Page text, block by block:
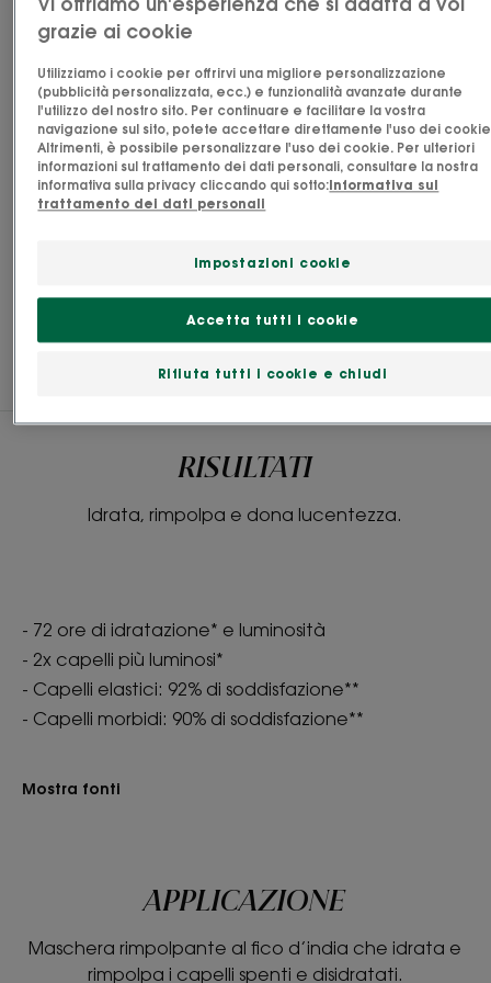
idratazione ai capelli per 72 ore* e restituisce
luminosità ai capelli disidratati e opachi. Realizzata
con il 96% di ingredienti di origine naturale, la sua
formula è arricchita con Fico d’India, noto per le
sue proprietà idratanti superiori a quelle della
glicerina** grazie alle sue molecole idro-fissanti.
Sensoriale e cremosa, idrata, rimpolpa e dona 2
volte più lucentezza* ai capelli. In meno di 5 minuti,
lucenti e morbidi ed elastici al tatto!
L’OPINIONE DEL NOSTRO ESPERTO
Una formula che non
ml
- Idrata: la formula della maschera arricchita con
- Rimpolpa: i capelli sono rimpolpati, più morbidi ed
RISULTATI
Idrata, rimpolpa e dona lucentezza.
- 72 ore di idratazione* e luminosità
- 2x capelli più luminosi*
- Capelli elastici: 92% di soddisfazione**
- Capelli morbidi: 90% di soddisfazione**
Mostra fonti
APPLICAZIONE
Maschera rimpolpante al fico d’india che idrata e
rimpolpa i capelli spenti e disidratati.
grazie ai cookie
Utilizziamo i cookie per offrirvi una migliore personalizzazione
(pubblicità personalizzata, ecc.) e funzionalità avanzate durante
l'utilizzo del nostro sito. Per continuare e facilitare la vostra
navigazione sul sito, potete accettare direttamente l'uso dei
Altrimenti, è possibile personalizzare l'uso dei cookie. Per ulteriori
informazioni sul trattamento dei dati personali, consultare la nostra
informativa sulla privacy cliccando qui sotto:Informativa sul
trattamento dei dati personali
Impostazioni cookie
Rifiuta tutti i cookie e chiudi
Accetta tutti i cookie